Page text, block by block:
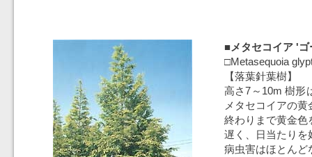
■メタセコイア '
□Metasequoia
【落葉針葉樹】
高さ7～10m 樹形
メタセコイアの
終わりまで黄金色
遅く、日当たりを
病虫害はほとんど